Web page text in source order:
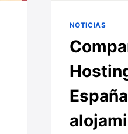
NOTICIAS